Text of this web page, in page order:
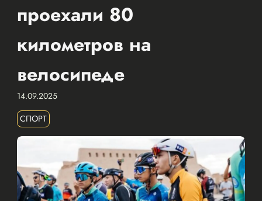
проехали 80
километров на
велосипеде
14.09.2025
СПОРТ